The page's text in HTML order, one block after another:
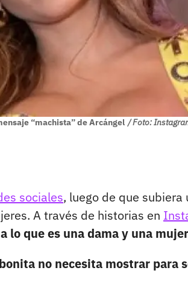
“machista” de Arcángel / Foto:
sociales, luego de que
A través de historias en
lo que es una dama y una
no necesita mostrar para